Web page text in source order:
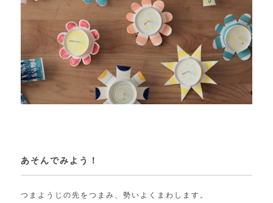
あそんでみよう！
つまようじの先をつまみ、勢いよくまわします。